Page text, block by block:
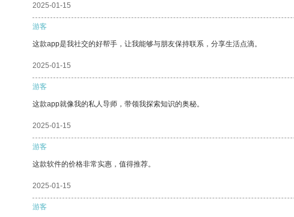
2025-01-15
游客
这款app是我社交的好帮手，让我能够与朋友保持联系，分享生活点滴。
2025-01-15
游客
这款app就像我的私人导师，带领我探索知识的奥秘。
2025-01-15
游客
这款软件的价格非常实惠，值得推荐。
2025-01-15
游客